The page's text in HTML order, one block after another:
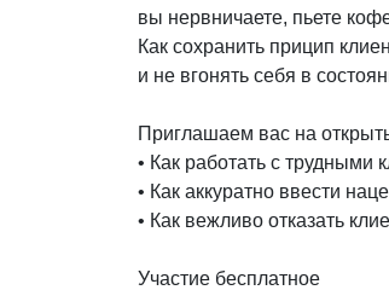
вы нервничаете, пьете
Как сохранить прицип
и не вгонять себя в
Приглашаем вас на
• Как работать с
• Как аккуратно ввести
• Как вежливо отказать
Участие бесплатное